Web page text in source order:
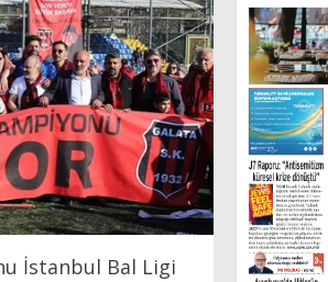
İstanbul Bal Ligi